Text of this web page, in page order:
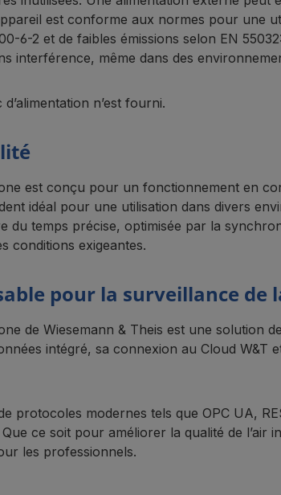
est conforme aux normes pour une
6-2 et de faibles émissions selon EN
interférence, même dans des
n’est fourni.
est conçu pour un fonctionnement en
idéal pour une utilisation dans divers
du temps précise, optimisée par la
conditions exigeantes.
pour la surveillance de
de Wiesemann & Theis est une solution
intégré, sa connexion au Cloud
protocoles modernes tels que OPC UA,
Que ce soit pour améliorer la qualité de
les professionnels.